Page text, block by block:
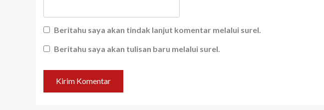
Beritahu saya akan tindak lanjut komentar melalui surel.
Beritahu saya akan tulisan baru melalui surel.